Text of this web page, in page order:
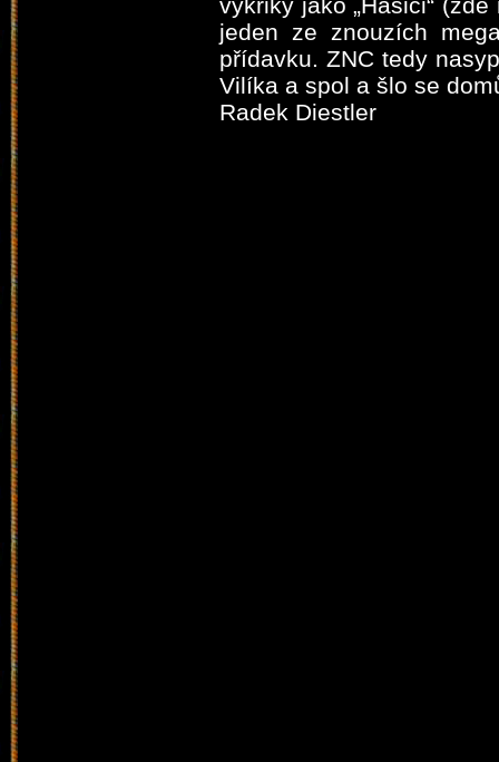
jeden ze znouzích
přídavku. ZNC tedy
Vilíka a spol a šlo se
Radek Diestler